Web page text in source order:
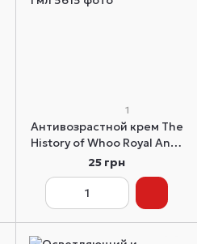
1
Антивозрастной крем The
History of Whoo Royal Anti-
Aging Cream пробник 1 мл
25 грн